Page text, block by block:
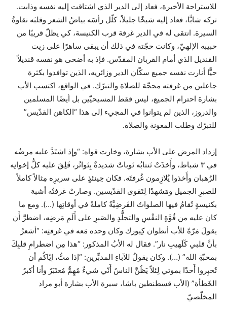
للاستراحة الأخيرة، فعاد إلى الدير الذي اشتاقت إليه نفسه وذابت.
تركه شابًّا، فعاد إليه شيخًا جليلاً، كلّل رأسَه بياضُ الشعر وقلبَه نقاوةُ
السيرة. انتقى له في الدير غرفة قرب الكنيسة، كي يظلّ قريبًا من
حبيبه الإلهيّ، وكانت حجّته في ذلك أن يبقى ساهرًا على زيت
القنديل الذي أمام القربان المقدّس. فإذ به أضحى هو نفسه قنديلاً
حيًّا أنارت نفسه جميع سكّان الدير وزائريه، الذين توافدوا بكثرة
جاعلين من غرفته محجّة للصلاة والتبرّك. في الواقع، اكتسب الأب
بشارة احترام الجميع، ليس فقط المسيحيّين بل أيضًا المسلمين
والدروز، الذين لم يتوانوا في المجيء إلى هذا “الكاهن القدّيس”
للتبرّك وطلب المعونة والصلاة.
إزداد المرض على الأب بشارة، وخارت قواه: “وإِذ اشتَدَّ عليه مرضُه
في ٣ شباط، وأَخذَتْ تَنتابُه نَوباتٌ شديدةٌ بِتَواتُر، قَلِقَ عليه كلُّ إخوانِه
الرُهبان وأَخذوا يُلازِمون غُرفتَه. فكان حِينئذٍ على سريرِه مِثالاً كاملاً
للصبرِ الجميل ومَشهدًا لِتَقوى القدّيسين. وصارتْ غرفتُه أشبهَ
بكنيسةٍ تُقامُ فيها الصلواتُ الفَرضِيَّةُ كاملةً في أوقاتِها (…). ومع ما
كان عليه من قُوَّةِ النفْسِ والتجلُّدِ والصَبرِ على أَلَمِ مَرضِه، اضطرَّ أَن
يقولَ مَرّةً للأب أنطوان كِيورك وكان وحده مَعه في غرفتِه: “أشعرُ
بأنَّ قلبي كَلَهيبِ نار”. فقال له الأبُ المذكور: “هذا مِن اضطرامِ قلبِكَ
بمحبّةِ الله” (…). وكان يقولُ للآباءِ المدبِّرين: “إذا متُّ، إيّاكُم أن
تُخبِروا أَحدًا بموتي لِئلاّ يَظُنَّ الناسُ أَنّي شيءٌ مُهِمٌّ مُعتَبَرٌ وأنا أكبرُ
الخَطأة” (الأب قسطنطين باشا، سيرة الأب بشارة أبو مراد
المخلّصيّ